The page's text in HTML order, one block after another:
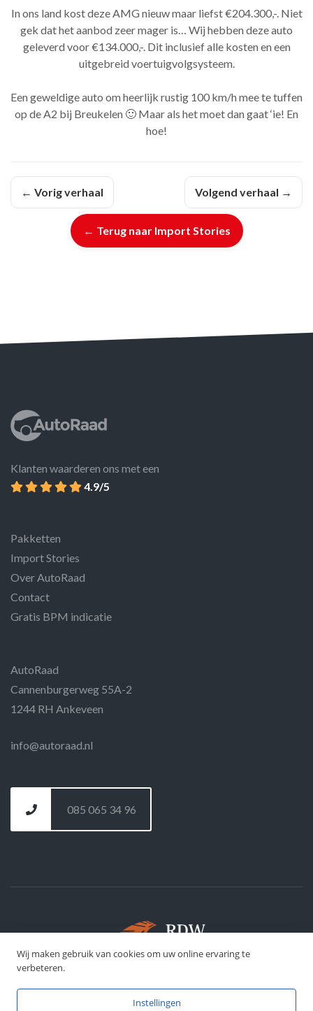
In ons land kost deze AMG nieuw maar liefst €204.300,-. Niet
gek dat het aanbod zeer mager is… Wij hebben deze auto
geleverd voor €134.000,-. Dit inclusief alle kosten en een
uitgebreid voertuigvolgsysteem.
Een geweldige auto om heerlijk rustig 100 km/h mee te tuffen
op de A2 bij Breukelen 🙂 Maar als het moet dan gaat ‘ie! En
hoe!
← Vorig verhaal
← Terug naar Import Stories
Volgend verhaal →
Klanten waarderen ons met een
4.9/5
Pakketten
Import Stories
Over AutoRaad
Contact
Gratis BPM indicatie
AutoRaad
Cannenburgerweg 55A-2
1244 RH Ankeveen
info@autoraad.nl
085 065 34 96
Wij maken gebruik van cookies om uw online ervaring te
verbeteren.
Instellingen